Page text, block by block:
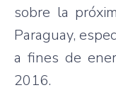
sobre la
Paraguay,
a fines de
2016.